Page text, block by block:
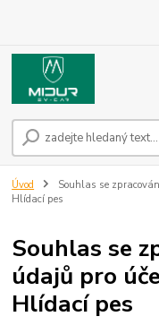
Úvod
Souhlas se
Hlídací pes
Souhlas se
údajů pro
Hlídací pes